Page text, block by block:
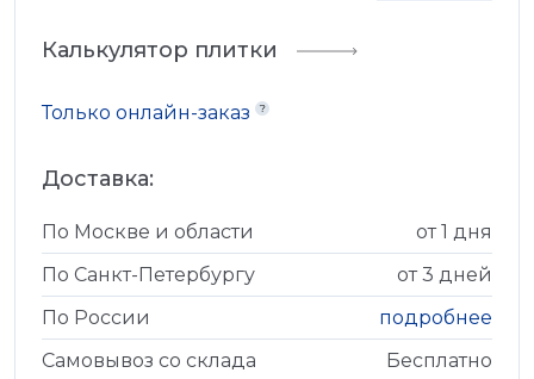
Калькулятор плитки
Только онлайн-заказ
Доставка:
По Москве и области
от 1 дня
По Санкт-Петербургу
от 3 дней
По России
подробнее
Самовывоз со склада
Бесплатно